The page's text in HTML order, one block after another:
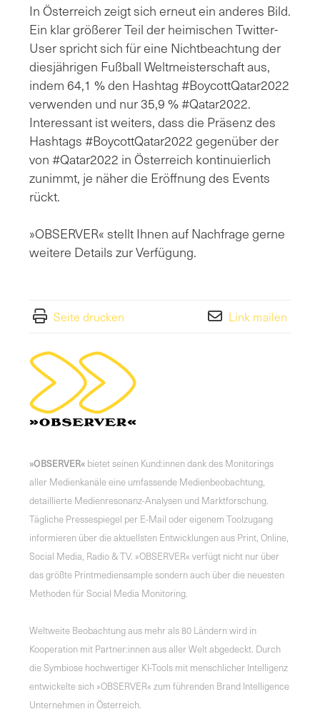
In Österreich zeigt sich erneut ein anderes Bild.
Ein klar größerer Teil der heimischen Twitter-
User spricht sich für eine Nichtbeachtung der
diesjährigen Fußball Weltmeisterschaft aus,
indem 64,1 % den Hashtag #BoycottQatar2022
verwenden und nur 35,9 % #Qatar2022.
Interessant ist weiters, dass die Präsenz des
Hashtags #BoycottQatar2022 gegenüber der
von #Qatar2022 in Österreich kontinuierlich
zunimmt, je näher die Eröffnung des Events
rückt.
»OBSERVER« stellt Ihnen auf Nachfrage gerne
weitere Details zur Verfügung.
Seite drucken Link mailen
»OBSERVER« bietet seinen Kund:innen dank des Monitorings
aller Medienkanäle eine umfassende Medienbeobachtung,
detaillierte Medienresonanz-Analysen und Marktforschung.
Tägliche Pressespiegel per E-Mail oder eigenem Toolzugang
informieren über die aktuellsten Entwicklungen aus Print, Online,
Social Media, Radio & TV. »OBSERVER« verfügt nicht nur über
das größte Printmediensample sondern auch über die neuesten
Methoden für Social Media Monitoring.
Weltweite Beobachtung aus mehr als 80 Ländern wird in
Kooperation mit Partner:innen aus aller Welt abgedeckt. Durch
die Symbiose hochwertiger KI-Tools mit menschlicher Intelligenz
entwickelte sich »OBSERVER« zum führenden Brand Intelligence
Unternehmen in Österreich.